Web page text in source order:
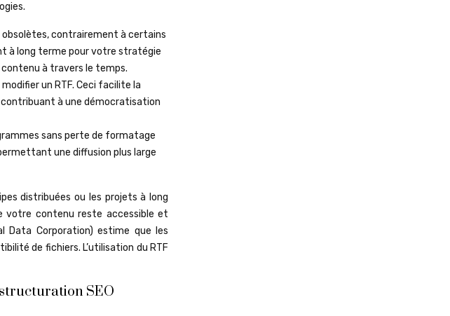
obsolètes, contrairement à certains
à long terme pour votre stratégie
contenu à travers le temps.
un RTF. Ceci facilite la
à une démocratisation
sans perte de formatage
une diffusion plus large
distribuées ou les projets à long
votre contenu reste accessible et
Data Corporation) estime que les
de fichiers. L’utilisation du RTF
SEO